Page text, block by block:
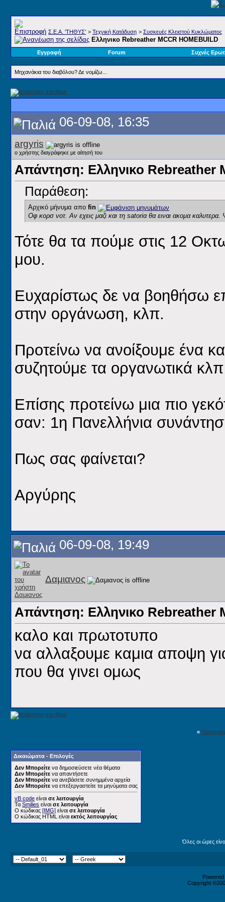
Σ.E.A. 'ΤΗΘΥΣ' > Τεχνική Κατάδυση > Συσκευές Κλειστού Κυκλώματος
Ελληνικο Rebreather MCCR HOMEBUILD
Εγγραφή Forum Συχνές
Μηχανάκια του διαβόλου? Δε νομίζω...
06-09-08, 16:35
argyris
ο χρήστης διαγράφηκε με αίτησή του
Απάντηση: Ελληνικο Rebreather
Παράθεση:
Αρχικό μήνυμα απο fin
Οφ κορσ νοτ. Αν εχεις μαζι και τη satoriα θα ειναι ακομα
Τότε θα τα πούμε στις 12
μου.
Ευχαρίστως δε να βοηθήσω
στην οργάνωση, κλπ.
Προτείνω να ανοίξουμε ένα
συζητούμε τα οργανωτικά
Επίσης προτείνω μια πιο
σαν: 1η Πανελλήνια
Πως σας φαίνεται?
Αργύρης
06-09-08, 19:49
Δαμιανος
Απάντηση: Ελληνικο Rebreather
καλο και πρωτοτυπο
να αλλαξουμε καμια αποψη
που θα γινει ομως
«
Δικαιώματα - Επιλογές
Δεν Μπορείτε να δημοσιεύσετε νέα θέματα
Δεν Μπορείτε να απαντήσετε
Δεν Μπορείτε να ανεβάσετε συνημμένα αρχεία
Δεν Μπορείτε να επεξεργαστείτε τα μηνύματα σας
vB code είναι σε λειτουργία
Τα Smilies είναι σε λειτουργία
Ο κώδικας [IMG] είναι σε λειτουργία
Ο κώδικας HTML είναι εκτός λειτουργίας
Όλες οι ώρες
Copyright